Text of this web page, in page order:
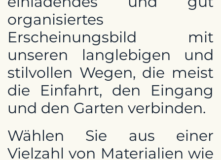
organisiertes
Erscheinungsbild mit
unseren langlebigen und
stilvollen Wegen, die meist
die Einfahrt, den Eingang
und den Garten verbinden.
Wählen Sie aus einer
Vielzahl von Materialien wie